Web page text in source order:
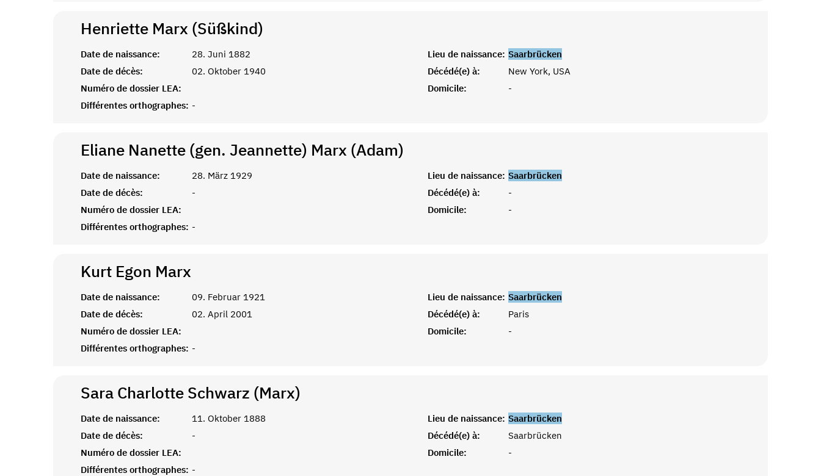
Henriette Marx (Süßkind)
Date de naissance: 28. Juni 1882 Lieu de naissance: Saarbrücken
Date de décès:
02. Oktober 1940 Décédé(e) à:
New York, USA
Numéro de dossier LEA:
Domicile:
-
Différentes orthographes: -
Eliane Nanette (gen. Jeannette) Marx (Adam)
Date de naissance: 28. März 1929 Lieu de naissance: Saarbrücken
Date de décès:
- Décédé(e) à:
-
Numéro de dossier LEA:
Domicile:
-
Différentes orthographes: -
Kurt Egon Marx
Date de naissance: 09. Februar 1921 Lieu de naissance: Saarbrücken
Date de décès:
02. April 2001 Décédé(e) à:
Paris
Numéro de dossier LEA:
Domicile:
-
Différentes orthographes: -
Sara Charlotte Schwarz (Marx)
Date de naissance: 11. Oktober 1888 Lieu de naissance: Saarbrücken
Date de décès:
- Décédé(e) à:
Saarbrücken
Numéro de dossier LEA:
Domicile:
-
Différentes orthographes: -